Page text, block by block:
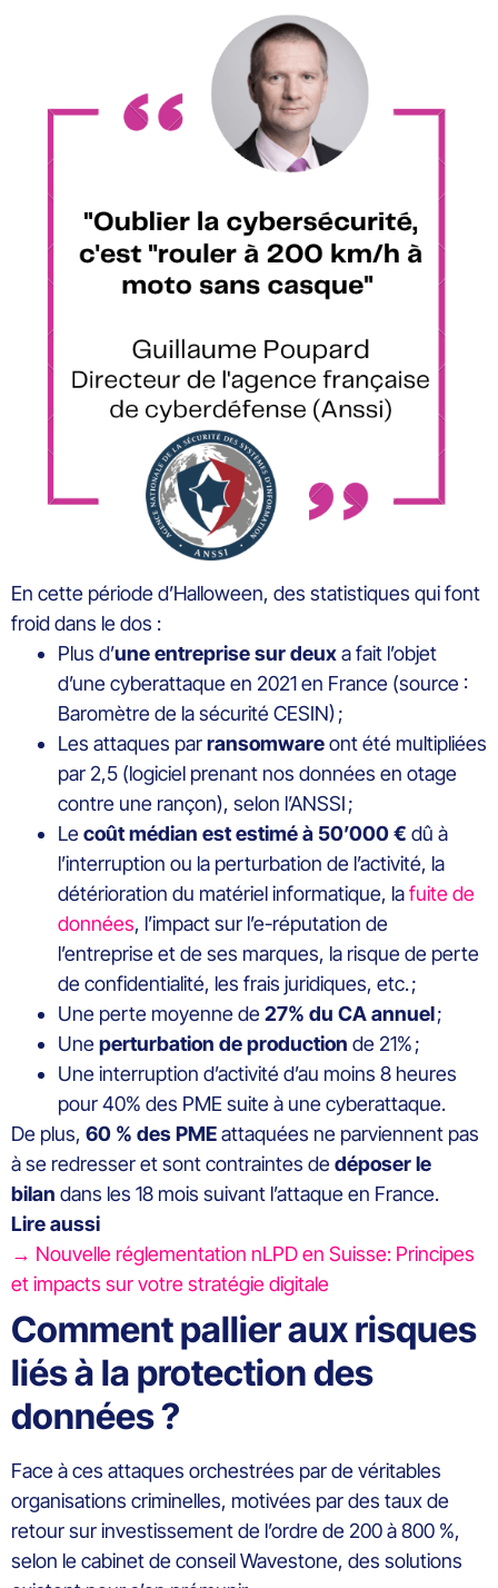
En cette période d’Halloween, des statistiques qui font
froid dans le dos :
Plus d’une entreprise sur deuxa fait l’objet
d’une cyberattaque en 2021 en France (source :
Baromètre de la sécurité CESIN) ;
Les attaques parransomwareont été multipliées
par 2,5 (logiciel prenant nos données en otage
contre une rançon), selon l’ANSSI ;
Lecoût médian est estimé à 50’000 € dû à
l’interruption ou la perturbation de l’activité, la
détérioration du matériel informatique, lafuite de
données, l’impact sur l’e-réputation de
l’entreprise et de ses marques, la risque de perte
de confidentialité, les frais juridiques, etc. ;
Une perte moyenne de27% du CA annuel;
Uneperturbation de production de 21% ;
Une interruption d’activité d’au moins 8 heures
pour 40% des PME suite à une cyberattaque.
De plus, 60 % des PMEattaquées ne parviennent pas
à se redresser et sont contraintes dedéposer le
bilan dans les 18 mois suivant l’attaque en France.
Lire aussi
→ Nouvelle réglementation nLPD en Suisse: Principes
et impacts sur votre stratégie digitale
Comment pallier aux risques
liés à la protection des
données ?
Face à ces attaques orchestrées par de véritables
organisations criminelles, motivées par des taux de
retour sur investissement de l’ordre de 200 à 800 %,
selon le cabinet de conseil Wavestone, des solutions